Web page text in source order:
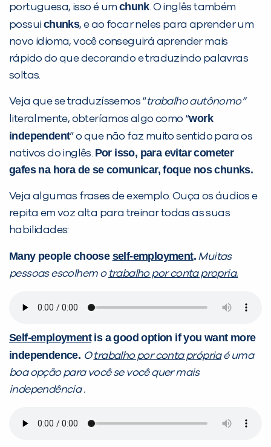
portuguesa, isso é um chunk. O inglês também
possui chunks, e ao focar neles para aprender um
novo idioma, você conseguirá aprender mais
rápido do que decorando e traduzindo palavras
soltas.
Veja que se traduzíssemos “trabalho autônomo”
literalmente, obteríamos algo como “work
independent” o que não faz muito sentido para os
nativos do inglês. Por isso, para evitar cometer
gafes na hora de se comunicar, foque noschunks.
Veja algumas frases de exemplo. Ouça os áudios e
repita em voz alta para treinar todas as suas
habilidades:
Many people choose self-employment. Muitas
pessoas escolhem o trabalho por conta propria.
Self-employmentis a good option if you want more
independence. Otrabalho por conta própriaé uma
boa opção para vocêse você quer mais
independência.
Desculpe!
Não encontramos nenhuma unidade
inFlux nesta cidade ou bairro que
Preencha com seus dados abaixo e
com a: